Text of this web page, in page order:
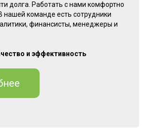
долга. Работать с нами комфортно
нашей команде есть сотрудники
финансисты, менеджеры и
и эффективность